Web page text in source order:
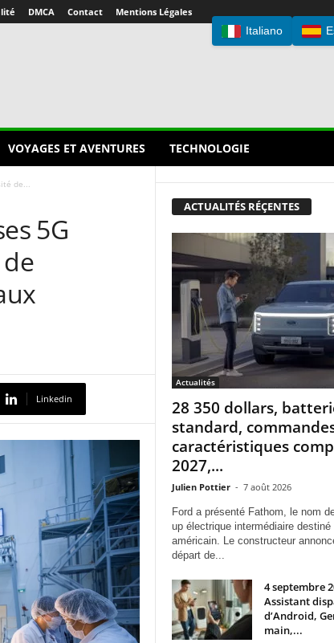
DMCA Contact Mentions Légales
VOYAGES ET AVENTURES TECHNOLOGIE
de...
5G
Linkedin
ACTUALITÉS RÉÇENTES
Actualités
28 350 dollars,
standard,
caractéristiques
2027,...
Julien Pottier - 7 août 2026
Ford a présenté Fathom, le nom
up électrique intermédiaire destiné
américain. Le constructeur
départ de...
4 septembre
Assistant
d’Android,
main,...
Italiano